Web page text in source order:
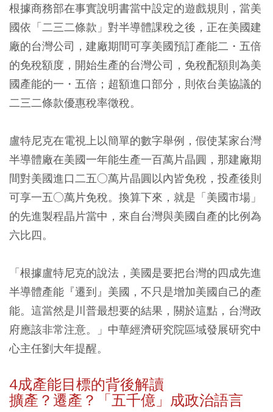
根據商務部在事實說明書當中設定的遊戲規則，當美
國依「二三二條款」對半導體課稅之後，正在美國建
廠的台灣公司，建廠期間可享美國預訂產能二・五倍
的免稅額度，開始生產的台灣公司，免稅配額則為美
國產能的一・五倍；超額進口部分，則依台美協議的
二三二條款優惠稅率徵稅。
盧特尼克在電視上以簡單的數字舉例，假使某家台灣
半導體廠在美國一年能生產一百萬片晶圓，那建廠期
間對美國進口二五○萬片晶圓以內皆免稅，投產後則
可享一五○萬片免稅。換算下來，就是「美國市場」
的先進製程晶片當中，來自台灣與美國自產的比例為
六比四。
「根據盧特尼克的說法，美國是要把台灣的四成先進
半導體產能『遷到』美國，不只是增加美國自己的產
能。這當然是川普最想要的結果，關於這點，台灣政
府應該非常注意。」中華經濟研究院區域發展研究中
心主任劉大年提醒。
4成產能目標的背後解讀
擴產？遷產？「五千億」成政治語言